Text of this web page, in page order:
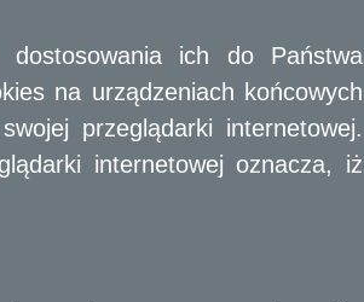
za agresywne.
ich do Państwa
na urządzeniach końcowych
przeglądarki internetowej.
internetowej oznacza, iż